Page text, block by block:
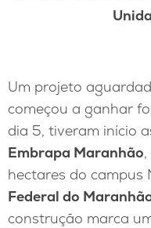
Um projeto
começou a ganhar
dia 5, tiveram início
Embrapa Maranhão
hectares do campus
Federal do
construção marca